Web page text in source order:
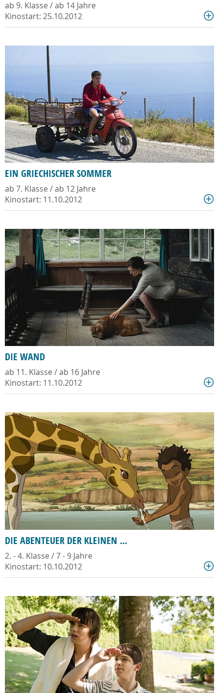
ab 9. Klasse / ab 14 Jahre
Kinostart: 25.10.2012
EIN GRIECHISCHER SOMMER
ab 7. Klasse / ab 12 Jahre
Kinostart: 11.10.2012
DIE WAND
ab 11. Klasse / ab 16 Jahre
Kinostart: 11.10.2012
DIE ABENTEUER DER KLEINEN ...
2. - 4. Klasse / 7 - 9 Jahre
Kinostart: 10.10.2012